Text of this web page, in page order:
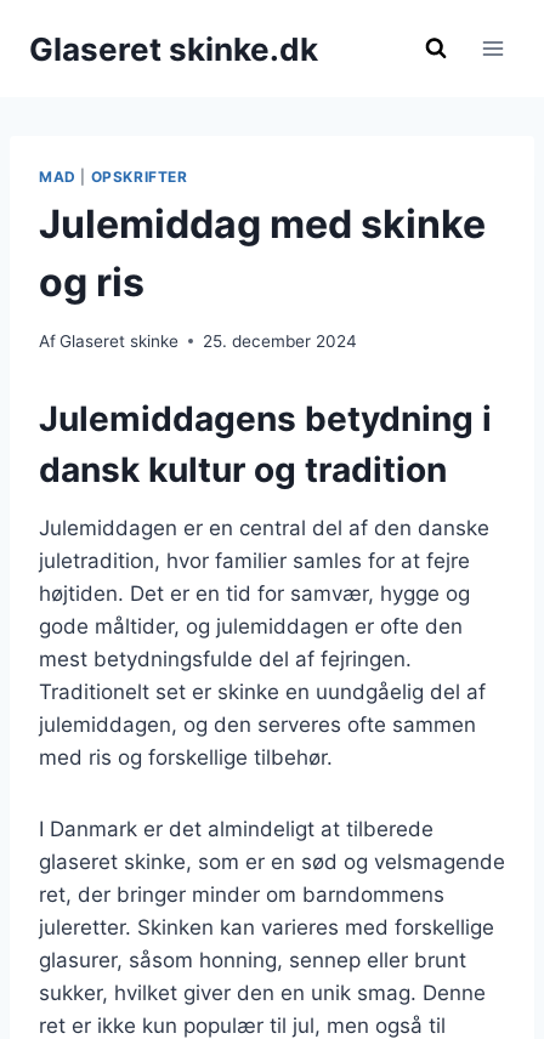
Glaseret skinke.dk
MAD OPSKRIFTER
Julemiddag med skinke
og ris
AfGlaseret skinke 25. december 2024
Julemiddagens betydning i
dansk kultur og tradition
Julemiddagen er en central del af den danske
juletradition, hvor familier samles for at fejre
højtiden. Det er en tid for samvær, hygge og
gode måltider, og julemiddagen er ofte den
mest betydningsfulde del af fejringen.
Traditionelt set er skinke en uundgåelig del af
julemiddagen, og den serveres ofte sammen
med ris og forskellige tilbehør.
I Danmark er det almindeligt at tilberede
glaseret skinke, som er en sød og velsmagende
ret, der bringer minder om barndommens
juleretter. Skinken kan varieres med forskellige
glasurer, såsom honning, sennep eller brunt
sukker, hvilket giver den en unik smag. Denne
ret er ikke kun populær til jul, men også til